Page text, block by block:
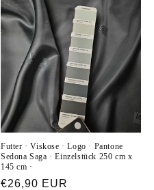
Futter · Viskose · Logo · Pantone
Sedona Saga · Einzelstück 250 cm x
145 cm ·
Normaler
€26,90 EUR